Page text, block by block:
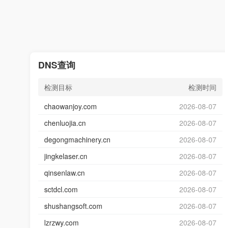
DNS查询
检测目标
检测时间
chaowanjoy.com
2026-08-07
chenluojia.cn
2026-08-07
degongmachinery.cn
2026-08-07
jingkelaser.cn
2026-08-07
qinsenlaw.cn
2026-08-07
sctdcl.com
2026-08-07
shushangsoft.com
2026-08-07
lzrzwy.com
2026-08-07